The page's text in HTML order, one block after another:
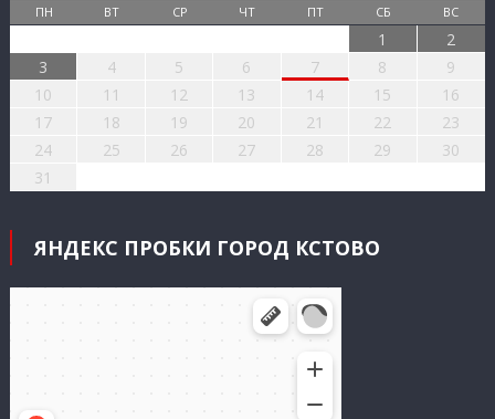
ПН ВТ СР ЧТ ПТ СБ ВС
1
2
3
4 5 6 7 8
9
10
11 12 13 14 15
16
17
18 19 20 21 22
23
24
25 26 27 28 29
30
31
ЯНДЕКС ПРОБКИ ГОРОД КСТОВО